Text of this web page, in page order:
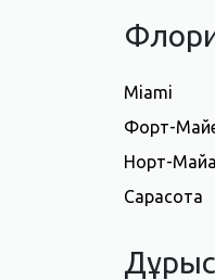
Miami
Форт-
Норт-
Сарасота